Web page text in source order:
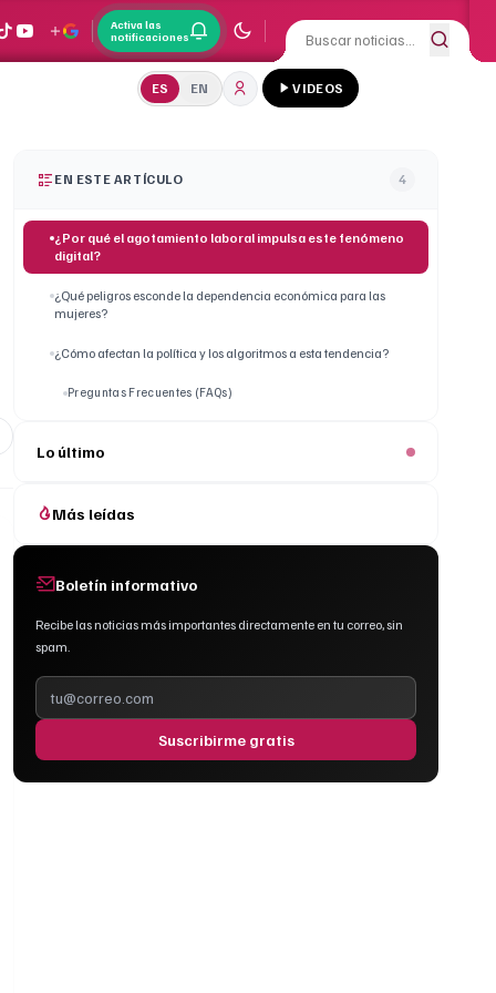
Activa las
notificaciones
ES EN VIDEOS
EN ESTE ARTÍCULO 4
¿Por qué el agotamiento laboral impulsa este fenómeno
digital?
¿Qué peligros esconde la dependencia económica para las
mujeres?
¿Cómo afectan la política y los algoritmos a esta tendencia?
Preguntas Frecuentes (FAQs)
Lo último
Más leídas
Boletín informativo
Recibe las noticias más importantes directamente en tu correo, sin
spam.
Suscribirme gratis